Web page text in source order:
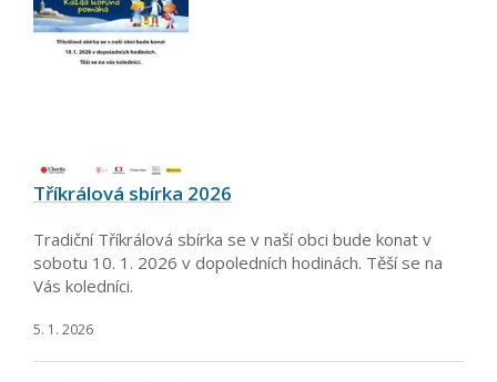
Tříkrálová sbírka 2026
Tradiční Tříkrálová sbírka se v naší obci bude konat v
sobotu 10. 1. 2026 v dopoledních hodinách. Těší se na
Vás koledníci.
5. 1. 2026